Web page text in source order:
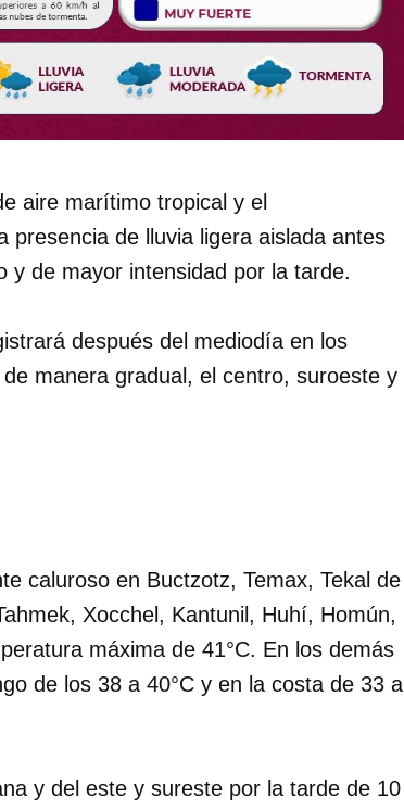
aire marítimo tropical y el
presencia de lluvia ligera aislada antes
y de mayor intensidad por la tarde.
después del mediodía en los
manera gradual, el centro, suroeste y
caluroso en Buctzotz, Temax, Tekal de
Xocchel, Kantunil, Huhí, Homún,
máxima de 41°C. En los demás
de los 38 a 40°C y en la costa de 33 a
y del este y sureste por la tarde de 10